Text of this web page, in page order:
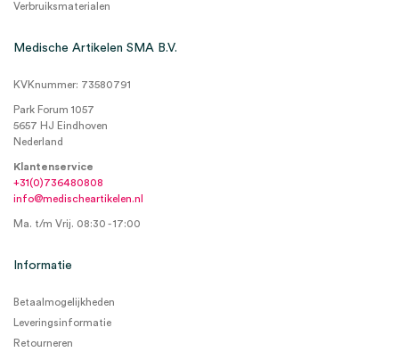
Verbruiksmaterialen
Medische Artikelen SMA B.V.
KVKnummer: 73580791
Park Forum 1057
5657 HJ Eindhoven
Nederland
Klantenservice
+31(0)736480808
info@medischeartikelen.nl
Ma. t/m Vrij. 08:30 - 17:00
Informatie
Betaalmogelijkheden
Leveringsinformatie
Retourneren